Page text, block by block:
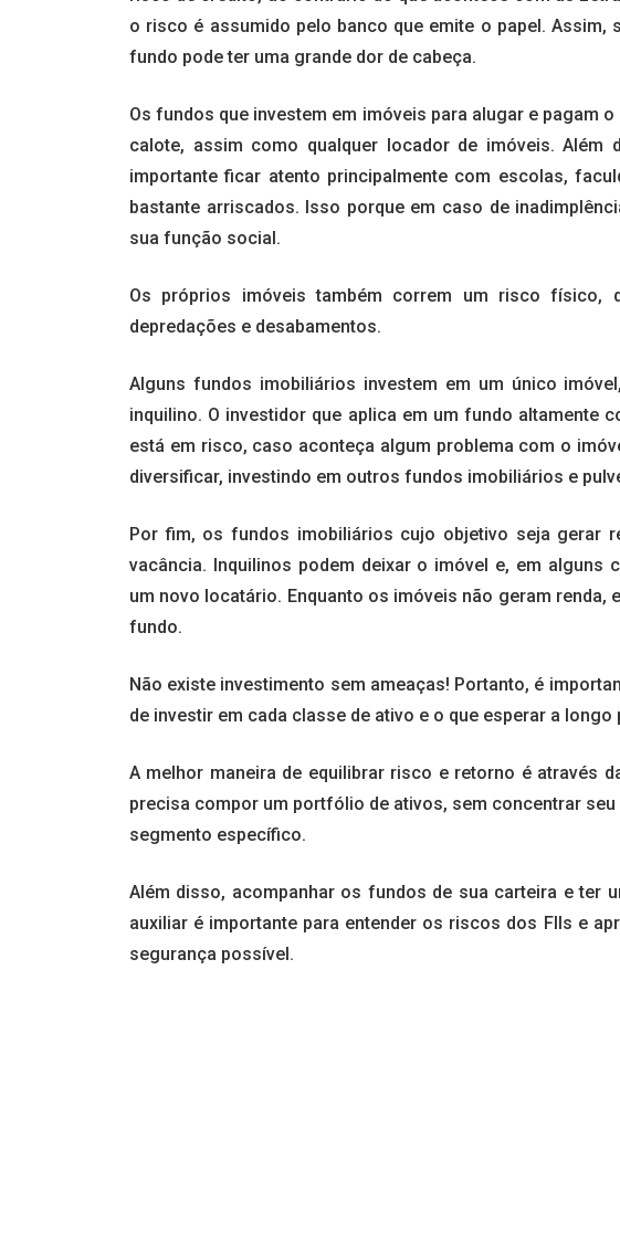
o risco é assumido pelo banco que emite o papel. Assim,
fundo pode ter uma grande dor de cabeça.
Os fundos que investem em imóveis para alugar e pagam
calote, assim como qualquer locador de imóveis. Além
importante ficar atento principalmente com escolas,
bastante arriscados. Isso porque em caso de
sua função social.
Os próprios imóveis também correm um risco físico,
depredações e desabamentos.
Alguns fundos imobiliários investem em um único
inquilino. O investidor que aplica em um fundo altamente
está em risco, caso aconteça algum problema com o
diversificar, investindo em outros fundos imobiliários e
Por fim, os fundos imobiliários cujo objetivo seja gerar
vacância. Inquilinos podem deixar o imóvel e, em
um novo locatário. Enquanto os imóveis não geram renda,
fundo.
Não existe investimento sem ameaças! Portanto, é
de investir em cada classe de ativo e o que esperar a longo
A melhor maneira de equilibrar risco e retorno é através
precisa compor um portfólio de ativos, sem concentrar
segmento específico.
Além disso, acompanhar os fundos de sua carteira e ter
auxiliar é importante para entender os riscos dos FIIs e
segurança possível.